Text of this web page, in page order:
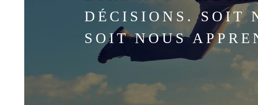
DÉCISIONS. SOIT
SOIT NOUS